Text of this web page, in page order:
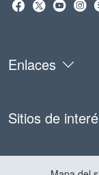
Enlaces
Sitios de